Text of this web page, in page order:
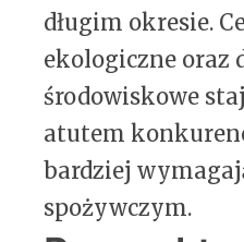
długim okresie.
ekologiczne oraz
środowiskowe
atutem
bardziej
spożywczym.